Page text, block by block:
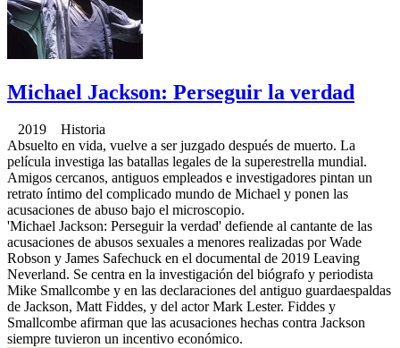
Michael Jackson: Perseguir la verdad
2019 Historia
Absuelto en vida, vuelve a ser juzgado después de muerto. La
película investiga las batallas legales de la superestrella mundial.
Amigos cercanos, antiguos empleados e investigadores pintan un
retrato íntimo del complicado mundo de Michael y ponen las
acusaciones de abuso bajo el microscopio.
'Michael Jackson: Perseguir la verdad' defiende al cantante de las
acusaciones de abusos sexuales a menores realizadas por Wade
Robson y James Safechuck en el documental de 2019 Leaving
Neverland. Se centra en la investigación del biógrafo y periodista
Mike Smallcombe y en las declaraciones del antiguo guardaespaldas
de Jackson, Matt Fiddes, y del actor Mark Lester. Fiddes y
Smallcombe afirman que las acusaciones hechas contra Jackson
siempre tuvieron un incentivo económico.